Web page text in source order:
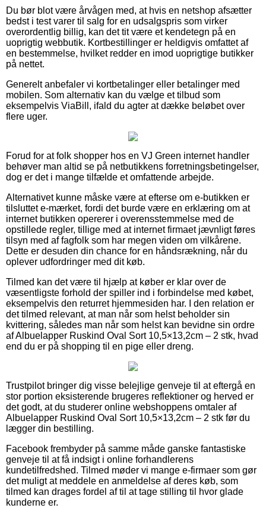
Du bør blot være årvågen med, at hvis en netshop afsætter
bedst i test varer til salg for en udsalgspris som virker
overordentlig billig, kan det tit være et kendetegn på en
uoprigtig webbutik. Kortbestillinger er heldigvis omfattet af
en bestemmelse, hvilket redder en imod uoprigtige butikker
på nettet.
Generelt anbefaler vi kortbetalinger eller betalinger med
mobilen. Som alternativ kan du vælge et tilbud som
eksempelvis ViaBill, ifald du agter at dække beløbet over
flere uger.
Forud for at folk shopper hos en VJ Green internet handler
behøver man altid se på netbutikkens forretningsbetingelser,
dog er det i mange tilfælde et omfattende arbejde.
Alternativet kunne måske være at efterse om e-butikken er
tilsluttet e-mærket, fordi det burde være en erklæring om at
internet butikken opererer i overensstemmelse med de
opstillede regler, tillige med at internet firmaet jævnligt føres
tilsyn med af fagfolk som har megen viden om vilkårene.
Dette er desuden din chance for en håndsrækning, når du
oplever udfordringer med dit køb.
Tilmed kan det være til hjælp at køber er klar over de
væsentligste forhold der spiller ind i forbindelse med købet,
eksempelvis den returret hjemmesiden har. I den relation er
det tilmed relevant, at man når som helst beholder sin
kvittering, således man når som helst kan bevidne sin ordre
af Albuelapper Ruskind Oval Sort 10,5×13,2cm – 2 stk, hvad
end du er på shopping til en pige eller dreng.
Trustpilot bringer dig visse belejlige genveje til at eftergå en
stor portion eksisterende brugeres reflektioner og herved er
det godt, at du studerer online webshoppens omtaler af
Albuelapper Ruskind Oval Sort 10,5×13,2cm – 2 stk før du
lægger din bestilling.
Facebook frembyder på samme måde ganske fantastiske
genveje til at få indsigt i online forhandlerens
kundetilfredshed. Tilmed møder vi mange e-firmaer som gør
det muligt at meddele en anmeldelse af deres køb, som
tilmed kan drages fordel af til at tage stilling til hvor glade
kunderne er.